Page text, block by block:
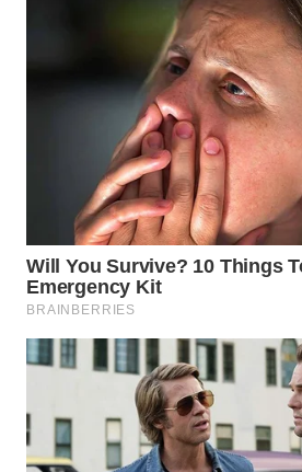
WN
KARAWANG
WN
BEKASI
WN
BOGOR
WN
DEPOK